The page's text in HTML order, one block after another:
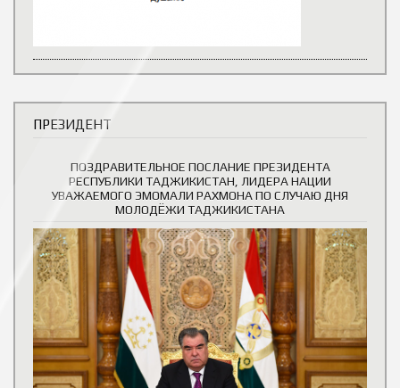
ПРЕЗИДЕНТ
ПОЗДРАВИТЕЛЬНОЕ ПОСЛАНИЕ ПРЕЗИДЕНТА
РЕСПУБЛИКИ ТАДЖИКИСТАН, ЛИДЕРА НАЦИИ
УВАЖАЕМОГО ЭМОМАЛИ РАХМОНА ПО СЛУЧАЮ ДНЯ
МОЛОДЁЖИ ТАДЖИКИСТАНА